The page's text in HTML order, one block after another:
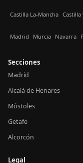
Castilla La-Mancha Castilla
Madrid Murcia Navarra
Secciones
Madrid
Alcalá de Henares
Móstoles
Getafe
Alcorcón
Legal